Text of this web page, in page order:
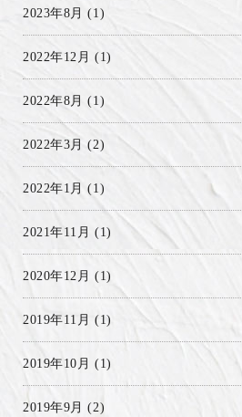
2023年8月 (1)
2022年12月 (1)
2022年8月 (1)
2022年3月 (2)
2022年1月 (1)
2021年11月 (1)
2020年12月 (1)
2019年11月 (1)
2019年10月 (1)
2019年9月 (2)